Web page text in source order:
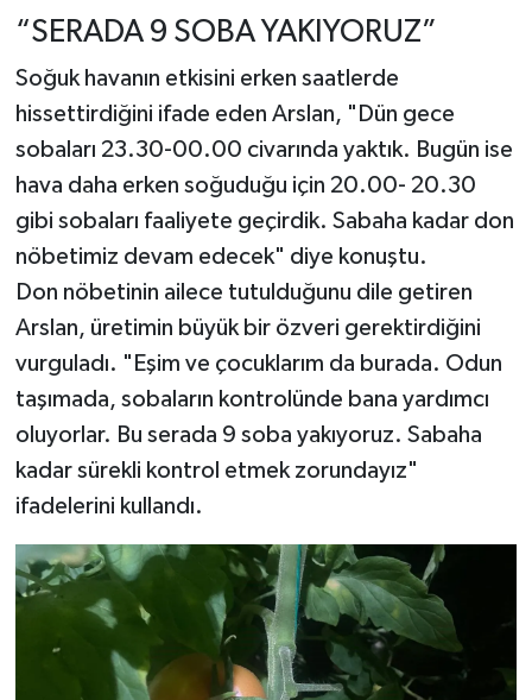
“SERADA 9 SOBA YAKIYORUZ”
Soğuk havanın etkisini erken saatlerde
hissettirdiğini ifade eden Arslan, "Dün gece
sobaları 23.30-00.00 civarında yaktık. Bugün ise
hava daha erken soğuduğu için 20.00- 20.30
gibi sobaları faaliyete geçirdik. Sabaha kadar don
nöbetimiz devam edecek" diye konuştu.
Don nöbetinin ailece tutulduğunu dile getiren
Arslan, üretimin büyük bir özveri gerektirdiğini
vurguladı. "Eşim ve çocuklarım da burada. Odun
taşımada, sobaların kontrolünde bana yardımcı
oluyorlar. Bu serada 9 soba yakıyoruz. Sabaha
kadar sürekli kontrol etmek zorundayız"
ifadelerini kullandı.